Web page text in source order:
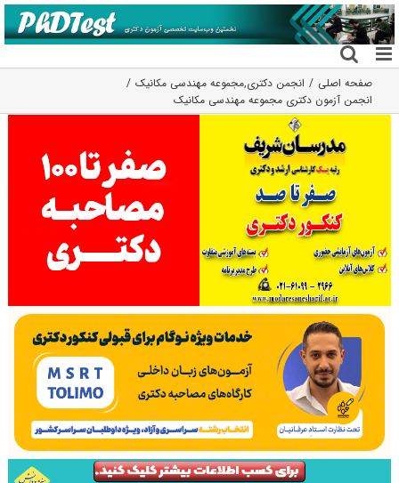
رفتن
به
محتوا
صفحه اصلی انجمن دکتری,مجموعه مهندسی مکانیک
انجمن آزمون دکتری مجموعه مهندسی مکانیک